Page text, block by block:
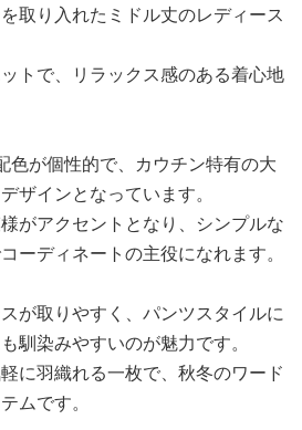
取り入れたミドル丈のレディース
トで、リラックス感のある着心地
色が個性的で、カウチン特有の大
ザインとなっています。
がアクセントとなり、シンプルな
ーディネートの主役になれます。
が取りやすく、パンツスタイルに
馴染みやすいのが魅力です。
に羽織れる一枚で、秋冬のワード
ムです。